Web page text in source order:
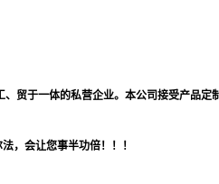
贸于一体的私营企业。本公司接受产品
，会让您事半功倍！！！